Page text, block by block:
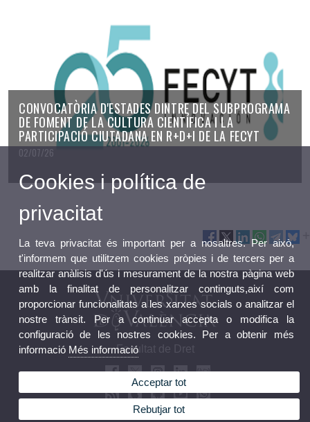
CONVOCATÒRIA D'ESTADES DINTRE DEL SUBPROGRAMA
DE FOMENT DE LA CULTURA CIENTÍFICA I LA
PARTICIPACIÓ CIUTADANA EN R+D+I DE LA FECYT
02/07/26
Facultat de Dret
Cookies i política de
privacitat
La teva privacitat és important per a nosaltres. Per això,
t'informem que utilitzem cookies pròpies i de tercers per a
realitzar anàlisis d'ús i mesurament de la nostra pàgina web
amb la finalitat de personalitzar continguts,així com
proporcionar funcionalitats a les xarxes socials o analitzar el
nostre trànsit. Per a continuar accepta o modifica la
configuració de les nostres cookies. Per a obtenir més
informació Més informació
Acceptar tot
Rebutjar tot